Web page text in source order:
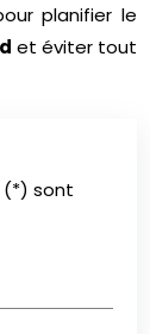
planifier le
et éviter tout
(*) sont